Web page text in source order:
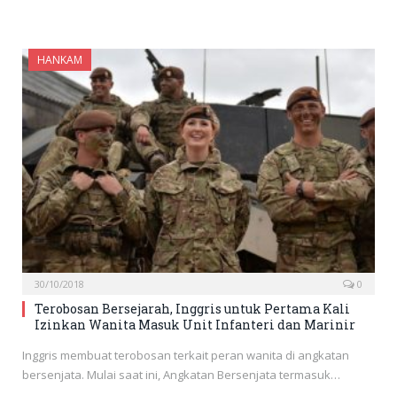
HANKAM
30/10/2018 0
Terobosan Bersejarah, Inggris untuk Pertama Kali
Izinkan Wanita Masuk Unit Infanteri dan Marinir
Inggris membuat terobosan terkait peran wanita di angkatan
bersenjata. Mulai saat ini, Angkatan Bersenjata termasuk…